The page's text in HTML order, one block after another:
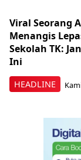
HEADLINE
Viral Seorang
Menangis
Sekolah TK:
Ini